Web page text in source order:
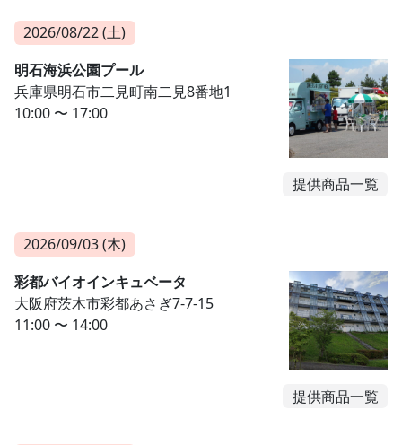
2026/08/22 (土)
明石海浜公園プール
兵庫県明石市二見町南二見8番地1
10:00 〜 17:00
提供商品一覧
2026/09/03 (木)
彩都バイオインキュベータ
大阪府茨木市彩都あさぎ7-7-15
11:00 〜 14:00
提供商品一覧